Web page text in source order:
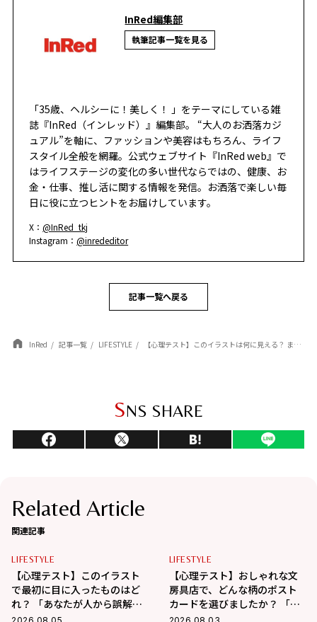
InRed編集部
執筆記事一覧を見る
「35歳、ヘルシーに！美しく！ 」をテーマにしている雑
誌『InRed（インレッド）』編集部。 “大人のお洒落カジ
ュアル”を軸に、ファッションや美容はもちろん、ライフ
スタイル全般を網羅。公式ウェブサイト『InRed web』で
はライフステージの変化の多い世代ならではの、健康、お
金・仕事、推し活に関する情報を発信。お洒落で楽しい毎
日に役に立つヒントをお届けしています。
X：@InRed_tkj
Instagram：@inrededitor
記事一覧へ戻る
InRed 記事一覧 LIFESTYLE 【心理テスト】このイラストは何に見える？ まもなくあなたに訪れる「うれしい変化」がわかる！
SNS SHARE
Related Article
関連記事
LIFESTYLE
【心理テスト】このイラスト
で最初に目に入ったものはど
れ？ 「あなたが人から誤解さ
れやすいところ」がわかる！
LIFESTYLE
【心理テスト】おしゃれな文
房具店で、どんな柄のポスト
カードを選びましたか？ 「あ
なたが心の奥で大切にしてい